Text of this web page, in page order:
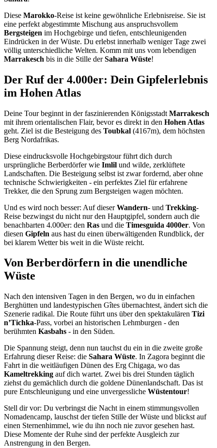
Diese Marokko-Reise ist keine gewöhnliche Erlebnisreise. Sie ist
eine perfekt abgestimmte Mischung aus anspruchsvollem
Bergsteigen im Hochgebirge und tiefen, entschleunigenden
Eindrücken in der Wüste. Du erlebst innerhalb weniger Tage zwei
völlig unterschiedliche Welten. Komm mit uns vom lebendigen
Marrakesch bis in die Stille derSahara Wüste!
Der Ruf der 4.000er: Dein Gipfelerlebnis
im Hohen Atlas
Deine Tour beginnt in der faszinierenden Königsstadt Marrakesch
mit ihrem orientalischen Flair, bevor es direkt in den Hohen Atlas
geht. Ziel ist die Besteigung des Toubkal (4167m), dem höchsten
Berg Nordafrikas.
Diese eindrucksvolle Hochgebirgstour führt dich durch
ursprüngliche Berberdörfer wie Imlil und wilde, zerklüftete
Landschaften. Die Besteigung selbst ist zwar fordernd, aber ohne
technische Schwierigkeiten - ein perfektes Ziel für erfahrene
Trekker, die den Sprung zum Bergsteigen wagen möchten.
Und es wird noch besser: Auf dieserWandern- und Trekking-
Reise bezwingst du nicht nur den Hauptgipfel, sondern auch die
benachbarten 4.000er: den Ras und die Timesguida 4000er. Von
diesen Gipfeln aus hast du einen überwältigenden Rundblick, der
bei klarem Wetter bis weit in die Wüste reicht.
Von Berberdörfern in die unendliche
Wüste
Nach den intensiven Tagen in den Bergen, wo du in einfachen
Berghütten und landestypischen Gîtes übernachtest, ändert sich die
Szenerie radikal. Die Route führt uns über den spektakulären Tizi
n’Tichka-Pass, vorbei an historischen Lehmburgen - den
berühmten Kasbahs - in den Süden.
Die Spannung steigt, denn nun tauchst du ein in die zweite große
Erfahrung dieser Reise: die Sahara Wüste. In Zagora beginnt die
Fahrt in die weitläufigen Dünen des Erg Chigaga, wo das
Kameltrekking auf dich wartet. Zwei bis drei Stunden täglich
ziehst du gemächlich durch die goldene Dünenlandschaft. Das ist
pure Entschleunigung und eine unvergessliche Wüstentour!
Stell dir vor: Du verbringst die Nacht in einem stimmungsvollen
Nomadencamp, lauschst der tiefen Stille der Wüste und blickst auf
einen Sternenhimmel, wie du ihn noch nie zuvor gesehen hast.
Diese Momente der Ruhe sind der perfekte Ausgleich zur
Anstrengung in den Bergen.